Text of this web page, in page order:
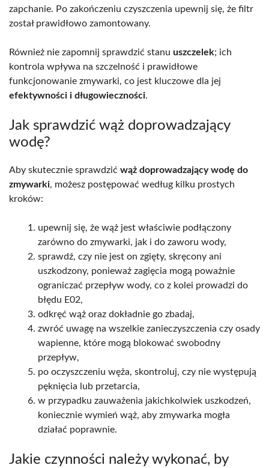
zapchanie. Po zakończeniu czyszczenia upewnij się, że filtr
został prawidłowo zamontowany.
Również nie zapomnij sprawdzić stanu uszczelek; ich
kontrola wpływa na szczelność i prawidłowe
funkcjonowanie zmywarki, co jest kluczowe dla jej
efektywności i długowieczności.
Jak sprawdzić wąż doprowadzający
wodę?
Aby skutecznie sprawdzić wąż doprowadzający wodę do
zmywarki, możesz postępować według kilku prostych
kroków:
upewnij się, że wąż jest właściwie podłączony
zarówno do zmywarki, jak i do zaworu wody,
sprawdź, czy nie jest on zgięty, skręcony ani
uszkodzony, ponieważ zagięcia mogą poważnie
ograniczać przepływ wody, co z kolei prowadzi do
błędu E02,
odkręć wąż oraz dokładnie go zbadaj,
zwróć uwagę na wszelkie zanieczyszczenia czy osady
wapienne, które mogą blokować swobodny
przepływ,
po oczyszczeniu węża, skontroluj, czy nie występują
pęknięcia lub przetarcia,
w przypadku zauważenia jakichkolwiek uszkodzeń,
koniecznie wymień wąż, aby zmywarka mogła
działać poprawnie.
Jakie czynności należy wykonać, by